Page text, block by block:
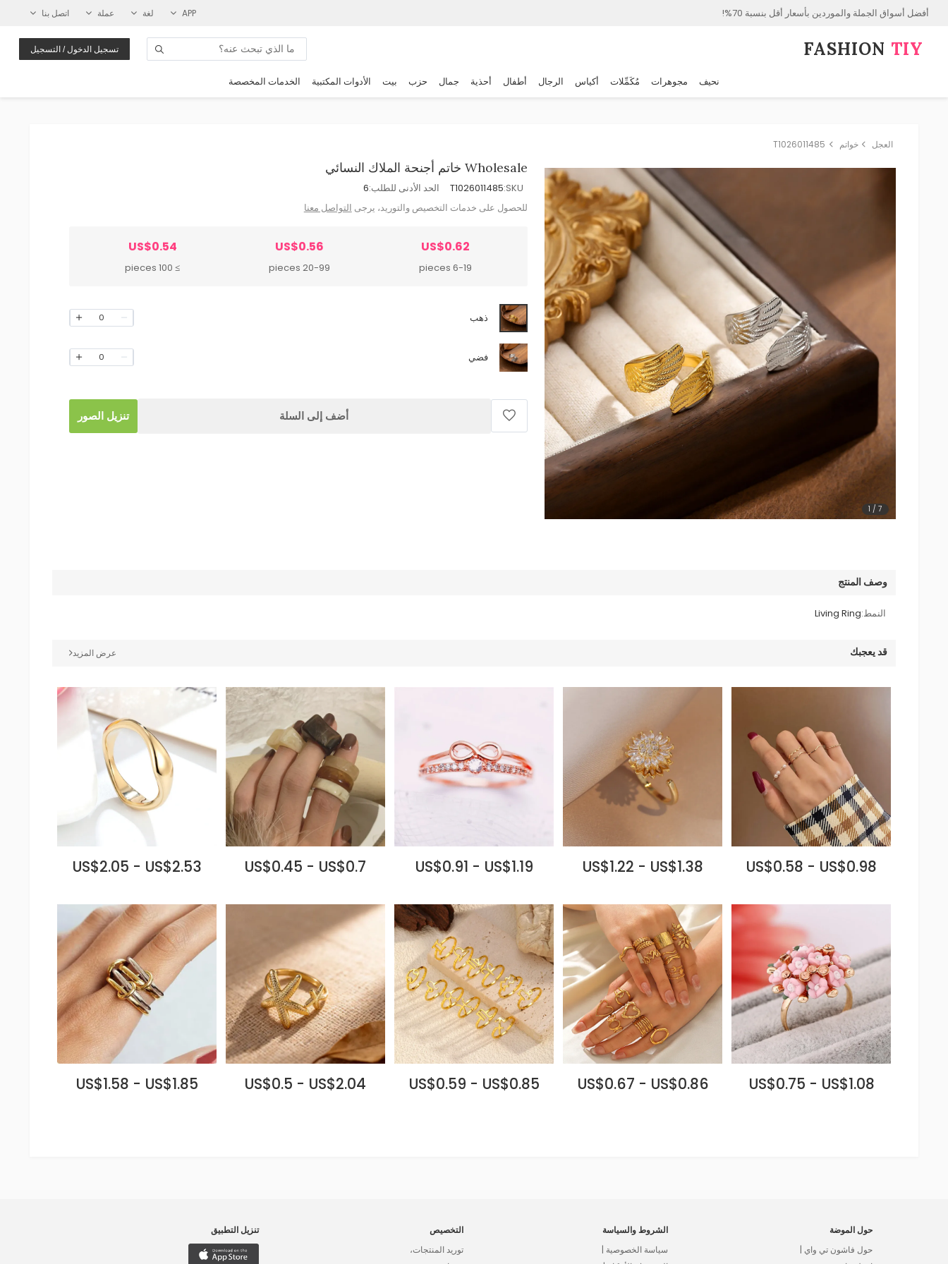
أفضل أسواق الجملة والموردين بأسعار أقل بنسبة 70%! APP لغة عملة اتصل بنا
FASHION⁠ TIY تسجيل الدخول / التسجيل
نحيف مجوهرات مُكَمِّلات أكياس الرجال أطفال أحذية جمال حزب بيت الأدوات المكتبية الخدمات المخصصة
العجل خواتم T1026011485
1 /7
Wholesale خاتم أجنحة الملاك النسائي
SKU:
T1026011485 الحد الأدنى للطلب:6
للحصول على خدمات التخصيص والتوريد، يرجى التواصل معنا
US$0.62
6-19 pieces
US$0.56
20-99 pieces
US$0.54
≥ 100 pieces
ذهب 0
فضي 0
أضف إلى السلة تنزيل الصور
وصف المنتج
النمط:Living Ring
قد يعجبك عرض المزيد
US$0.58 - US$0.98
US$1.22 - US$1.38
US$0.91 - US$1.19
US$0.45 - US$0.7
US$2.05 - US$2.53
US$0.75 - US$1.08
US$0.67 - US$0.86
US$0.59 - US$0.85
US$0.5 - US$2.04
US$1.58 - US$1.85
حول الموضة
حول فاشون تي واي |
الشروط والسياسة
سياسة الخصوصية |
التخصيص
توريد المنتجات،
تنزيل التطبيق